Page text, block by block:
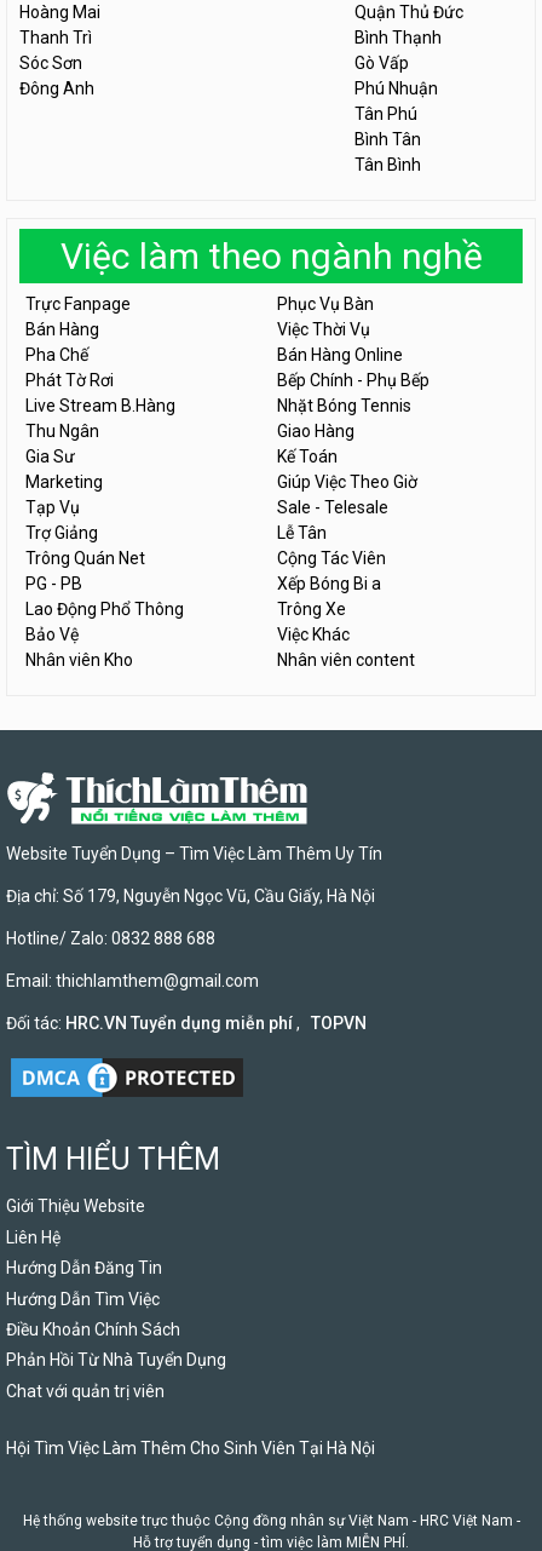
Hoàng Mai
Thanh Trì
Sóc Sơn
Đông Anh
Quận Thủ Đức
Bình Thạnh
Gò Vấp
Phú Nhuận
Tân Phú
Bình Tân
Tân Bình
Việc làm theo ngành nghề
Trực Fanpage
Phục Vụ Bàn
Bán Hàng
Việc Thời Vụ
Pha Chế
Bán Hàng Online
Phát Tờ Rơi
Bếp Chính - Phụ Bếp
Live Stream B.Hàng
Nhặt Bóng Tennis
Thu Ngân
Giao Hàng
Gia Sư
Kế Toán
Marketing
Giúp Việc Theo Giờ
Tạp Vụ
Sale - Telesale
Trợ Giảng
Lễ Tân
Trông Quán Net
Cộng Tác Viên
PG - PB
Xếp Bóng Bi a
Lao Động Phổ Thông
Trông Xe
Bảo Vệ
Việc Khác
Nhân viên Kho
Nhân viên content
Website Tuyển Dụng – Tìm Việc Làm Thêm Uy Tín
Địa chỉ: Số 179, Nguyễn Ngọc Vũ, Cầu Giấy, Hà Nội
Hotline/ Zalo: 0832 888 688
Email: thichlamthem@gmail.com
Đối tác: HRC.VN Tuyển dụng miễn phí, TOPVN
TÌM HIỂU THÊM
Giới Thiệu Website
Liên Hệ
Hướng Dẫn Đăng Tin
Hướng Dẫn Tìm Việc
Điều Khoản Chính Sách
Phản Hồi Từ Nhà Tuyển Dụng
Chat với quản trị viên
Hội Tìm Việc Làm Thêm Cho Sinh Viên Tại Hà Nội
Hệ thống website trực thuộc Cộng đồng nhân sự Việt Nam - HRC Việt Nam -
Hỗ trợ tuyển dụng - tìm việc làm MIỄN PHÍ.